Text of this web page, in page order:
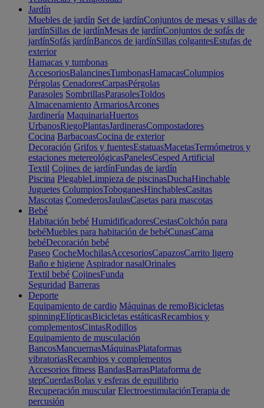
Jardín
Muebles de jardín Set de jardínConjuntos de mesas y sillas de
jardínSillas de jardínMesas de jardínConjuntos de sofás de
jardínSofás jardínBancos de jardínSillas colgantesEstufas de
exterior
Hamacas y tumbonas
AccesoriosBalancinesTumbonasHamacasColumpios
Pérgolas CenadoresCarpasPérgolas
Parasoles SombrillasParasolesToldos
Almacenamiento ArmariosArcones
Jardinería MaquinariaHuertos
UrbanosRiegoPlantasJardinerasCompostadores
Cocina BarbacoasCocina de exterior
Decoración Grifos y fuentesEstatuasMacetasTermómetros y
estaciones metereológicasPanelesCesped Artificial
Textil Cojines de jardínFundas de jardín
Piscina PlegableLimpieza de piscinasDuchaHinchable
Juguetes ColumpiosToboganesHinchablesCasitas
Mascotas ComederosJaulasCasetas para mascotas
Bebé
Habitación bebé HumidificadoresCestasColchón para
bebéMuebles para habitación de bebéCunasCama
bebéDecoración bebé
Paseo CocheMochilasAccesoriosCapazosCarrito ligero
Baño e higiene Aspirador nasalOrinales
Textil bebé CojinesFunda
Seguridad Barreras
Deporte
Equipamiento de cardio Máquinas de remoBicicletas
spinningElípticasBicicletas estáticasRecambios y
complementosCintasRodillos
Equipamiento de musculación
BancosMancuernasMáquinasPlataformas
vibratoriasRecambios y complementos
Accesorios fitness BandasBarrasPlataforma de
stepCuerdasBolas y esferas de equilibrio
Recuperación muscular ElectroestimulaciónTerapia de
percusión